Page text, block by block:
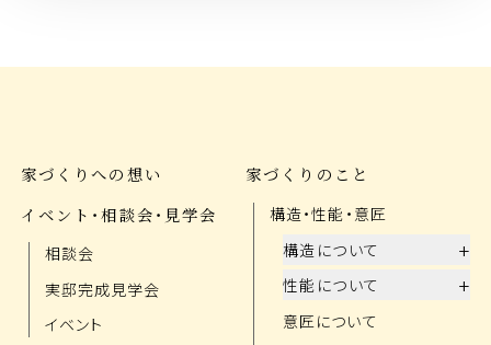
家づくりへの想い
イベント・相談会・見学会
相談会
実邸完成見学会
イベント
家づくりのこと
構造・性能・意匠
構造について
+
性能について +
意匠について